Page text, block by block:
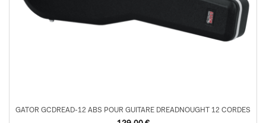
GATOR GCDREAD-12 ABS POUR GUITARE DREADNOUGHT 12 CORDES